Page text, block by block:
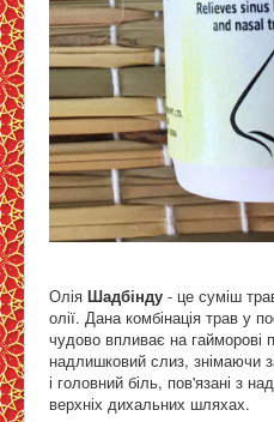
Олія Шадбінду - це суміш
олії. Дана комбінація трав у
чудово впливає на
надлишковий слиз, знімаючи
і головний біль, пов'язані з
верхніх дихальних шляхах.